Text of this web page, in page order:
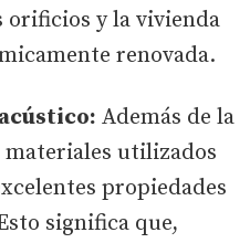
orificios y la vivienda
renovada.
Además de la
utilizados
propiedades
significa que,